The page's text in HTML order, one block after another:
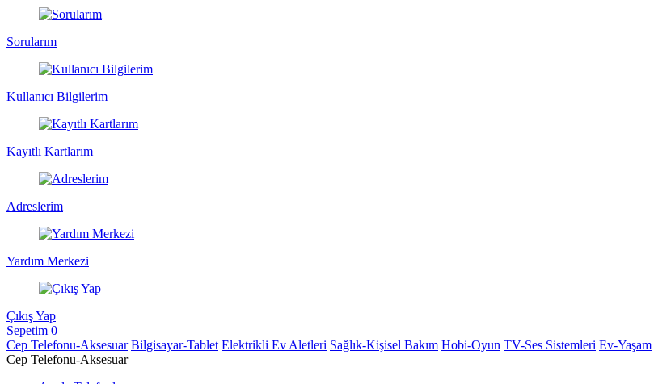
Sorularım
Kullanıcı Bilgilerim
Kayıtlı Kartlarım
Adreslerim
Yardım Merkezi
Çıkış Yap
Sepetim 0
Cep Telefonu-Aksesuar Bilgisayar-Tablet Elektrikli Ev Aletleri Sağlık-Kişisel Bakım Hobi-Oyun TV-Ses Sistemleri Ev-Yaşam
Cep Telefonu-Aksesuar